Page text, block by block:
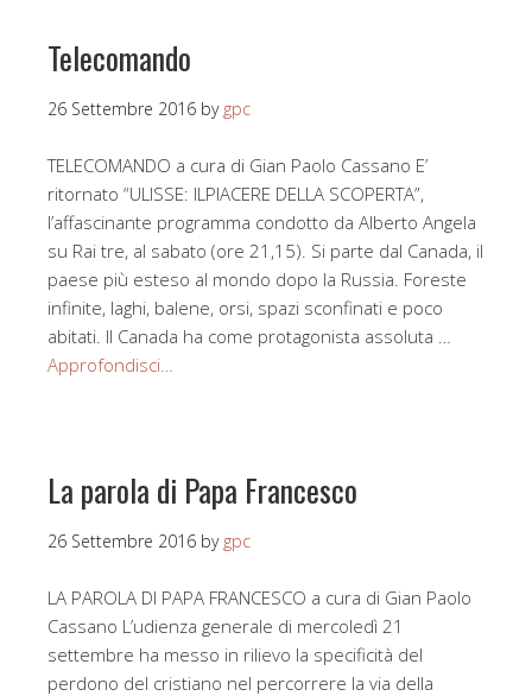
Telecomando
26 Settembre 2016 by gpc
TELECOMANDO a cura di Gian Paolo Cassano E’
ritornato “ULISSE: ILPIACERE DELLA SCOPERTA”,
l’affascinante programma condotto da Alberto Angela
su Rai tre, al sabato (ore 21,15). Si parte dal Canada, il
paese più esteso al mondo dopo la Russia. Foreste
infinite, laghi, balene, orsi, spazi sconfinati e poco
abitati. Il Canada ha come protagonista assoluta …
Approfondisci…
La parola di Papa Francesco
26 Settembre 2016 by gpc
LA PAROLA DI PAPA FRANCESCO a cura di Gian Paolo
Cassano L’udienza generale di mercoledì 21
settembre ha messo in rilievo la specificità del
perdono del cristiano nel percorrere la via della